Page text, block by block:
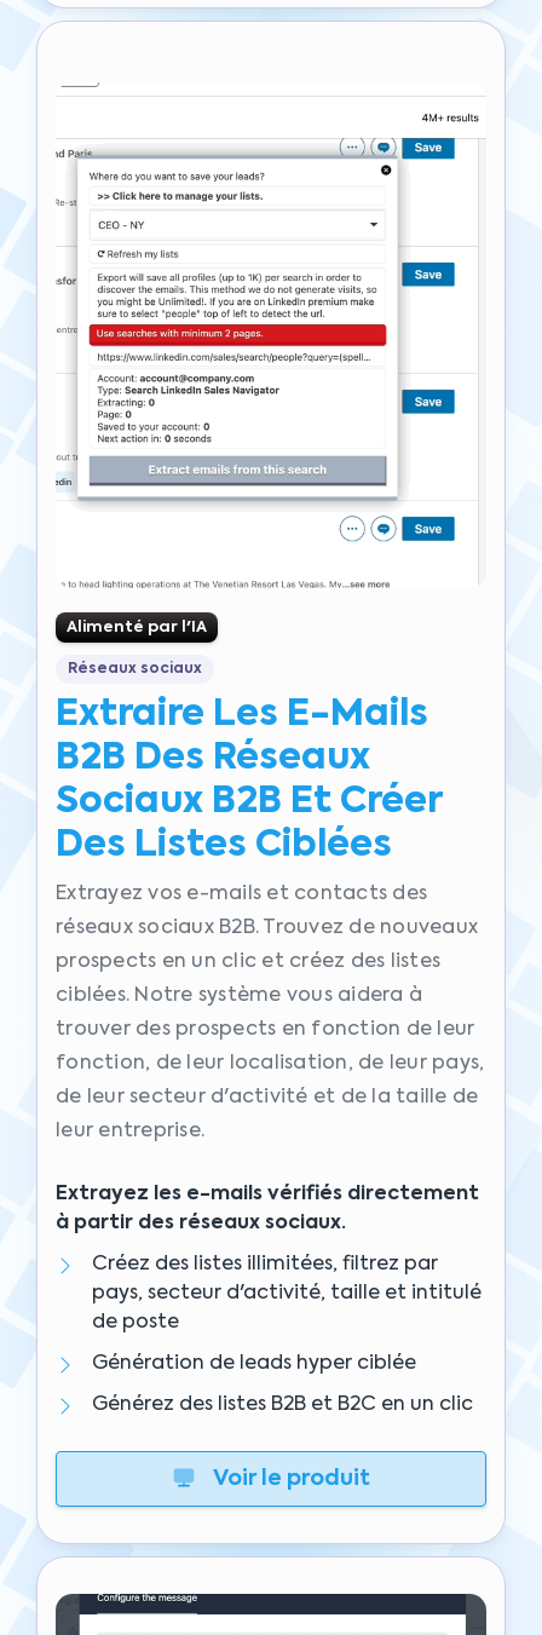
Alimenté par l'IA
Réseaux sociaux
Extraire Les E-Mails
B2B Des Réseaux
Sociaux B2B Et Créer
Des Listes Ciblées
Extrayez vos e-mails et contacts des
réseaux sociaux B2B. Trouvez de nouveaux
prospects en un clic et créez des listes
ciblées. Notre système vous aidera à
trouver des prospects en fonction de leur
fonction, de leur localisation, de leur pays,
de leur secteur d'activité et de la taille de
leur entreprise.
Extrayez les e-mails vérifiés directement
à partir des réseaux sociaux.
Créez des listes illimitées, filtrez par
pays, secteur d'activité, taille et intitulé
de poste
Génération de leads hyper ciblée
Générez des listes B2B et B2C en un clic
Voir le produit